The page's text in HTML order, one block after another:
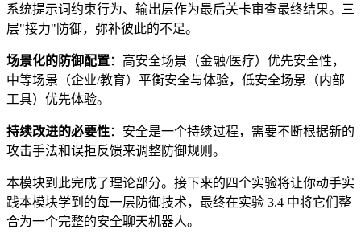
系统提示词约束行为、输出层作为最后关卡审查最终结果。三
层"接力"防御，弥补彼此的不足。
场景化的防御配置：高安全场景（金融/医疗）优先安全性，
中等场景（企业/教育）平衡安全与体验，低安全场景（内部
工具）优先体验。
持续改进的必要性：安全是一个持续过程，需要不断根据新的
攻击手法和误拒反馈来调整防御规则。
本模块到此完成了理论部分。接下来的四个实验将让你动手实
践本模块学到的每一层防御技术，最终在实验 3.4 中将它们整
合为一个完整的安全聊天机器人。